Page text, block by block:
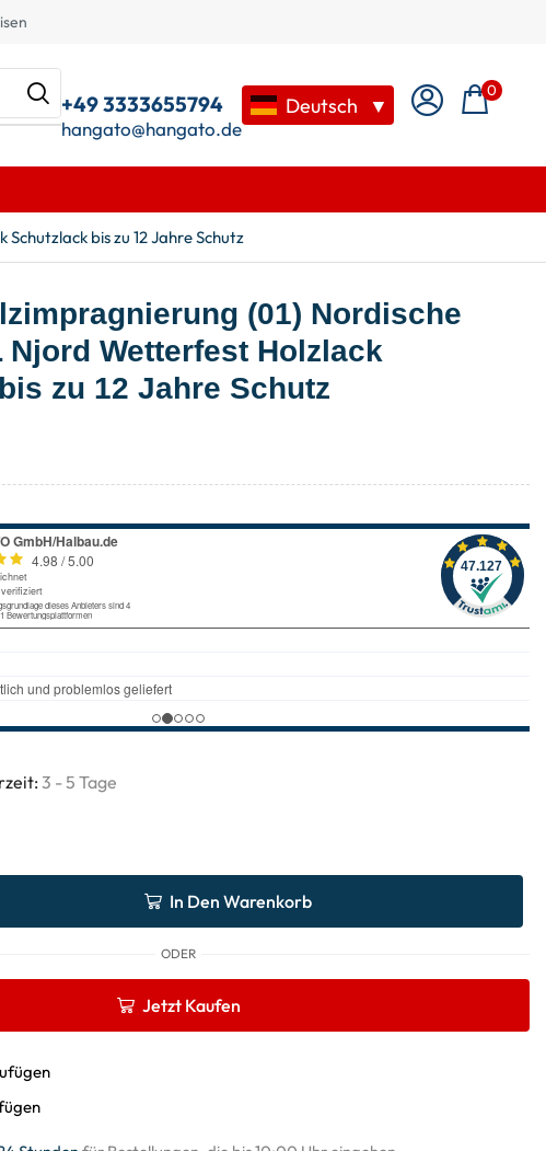
+49 3333655794
hangato@hangato.de
Deutsch ▼
0
bis zu 12 Jahre Schutz
(01) Nordische
Njord Wetterfest Holzlack
zu 12 Jahre Schutz
3 - 5 Tage
In Den Warenkorb
ODER
Jetzt Kaufen